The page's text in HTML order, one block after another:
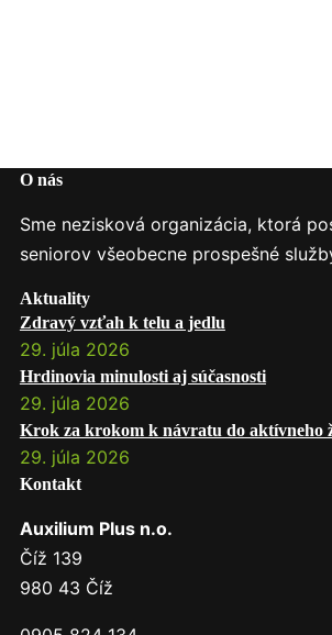
O nás
Sme nezisková organizácia, ktorá
seniorov všeobecne prospešné
Aktuality
Zdravý vzťah k telu a jedlu
29. júla 2026
Hrdinovia minulosti aj súčasnosti
29. júla 2026
Krok za krokom k návratu do aktívneho
29. júla 2026
Kontakt
Auxilium Plus n.o.
Číž 139
980 43 Číž